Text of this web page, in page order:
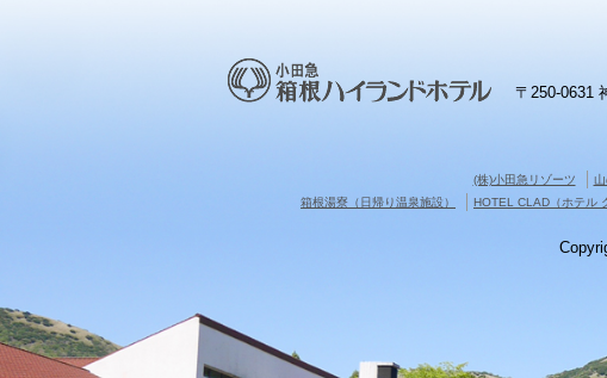
〒250-0631
(株)小田急リゾーツ
箱根湯寮（日帰り温泉施設）
HOTEL CLAD（ホテル